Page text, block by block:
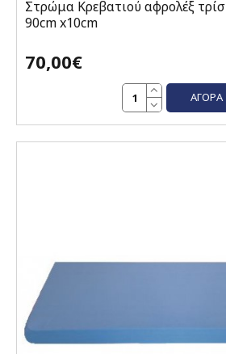
Στρώμα Κρεβατιού αφρολέξ
90cm x10cm
70,00€
ΑΓΟΡΆ